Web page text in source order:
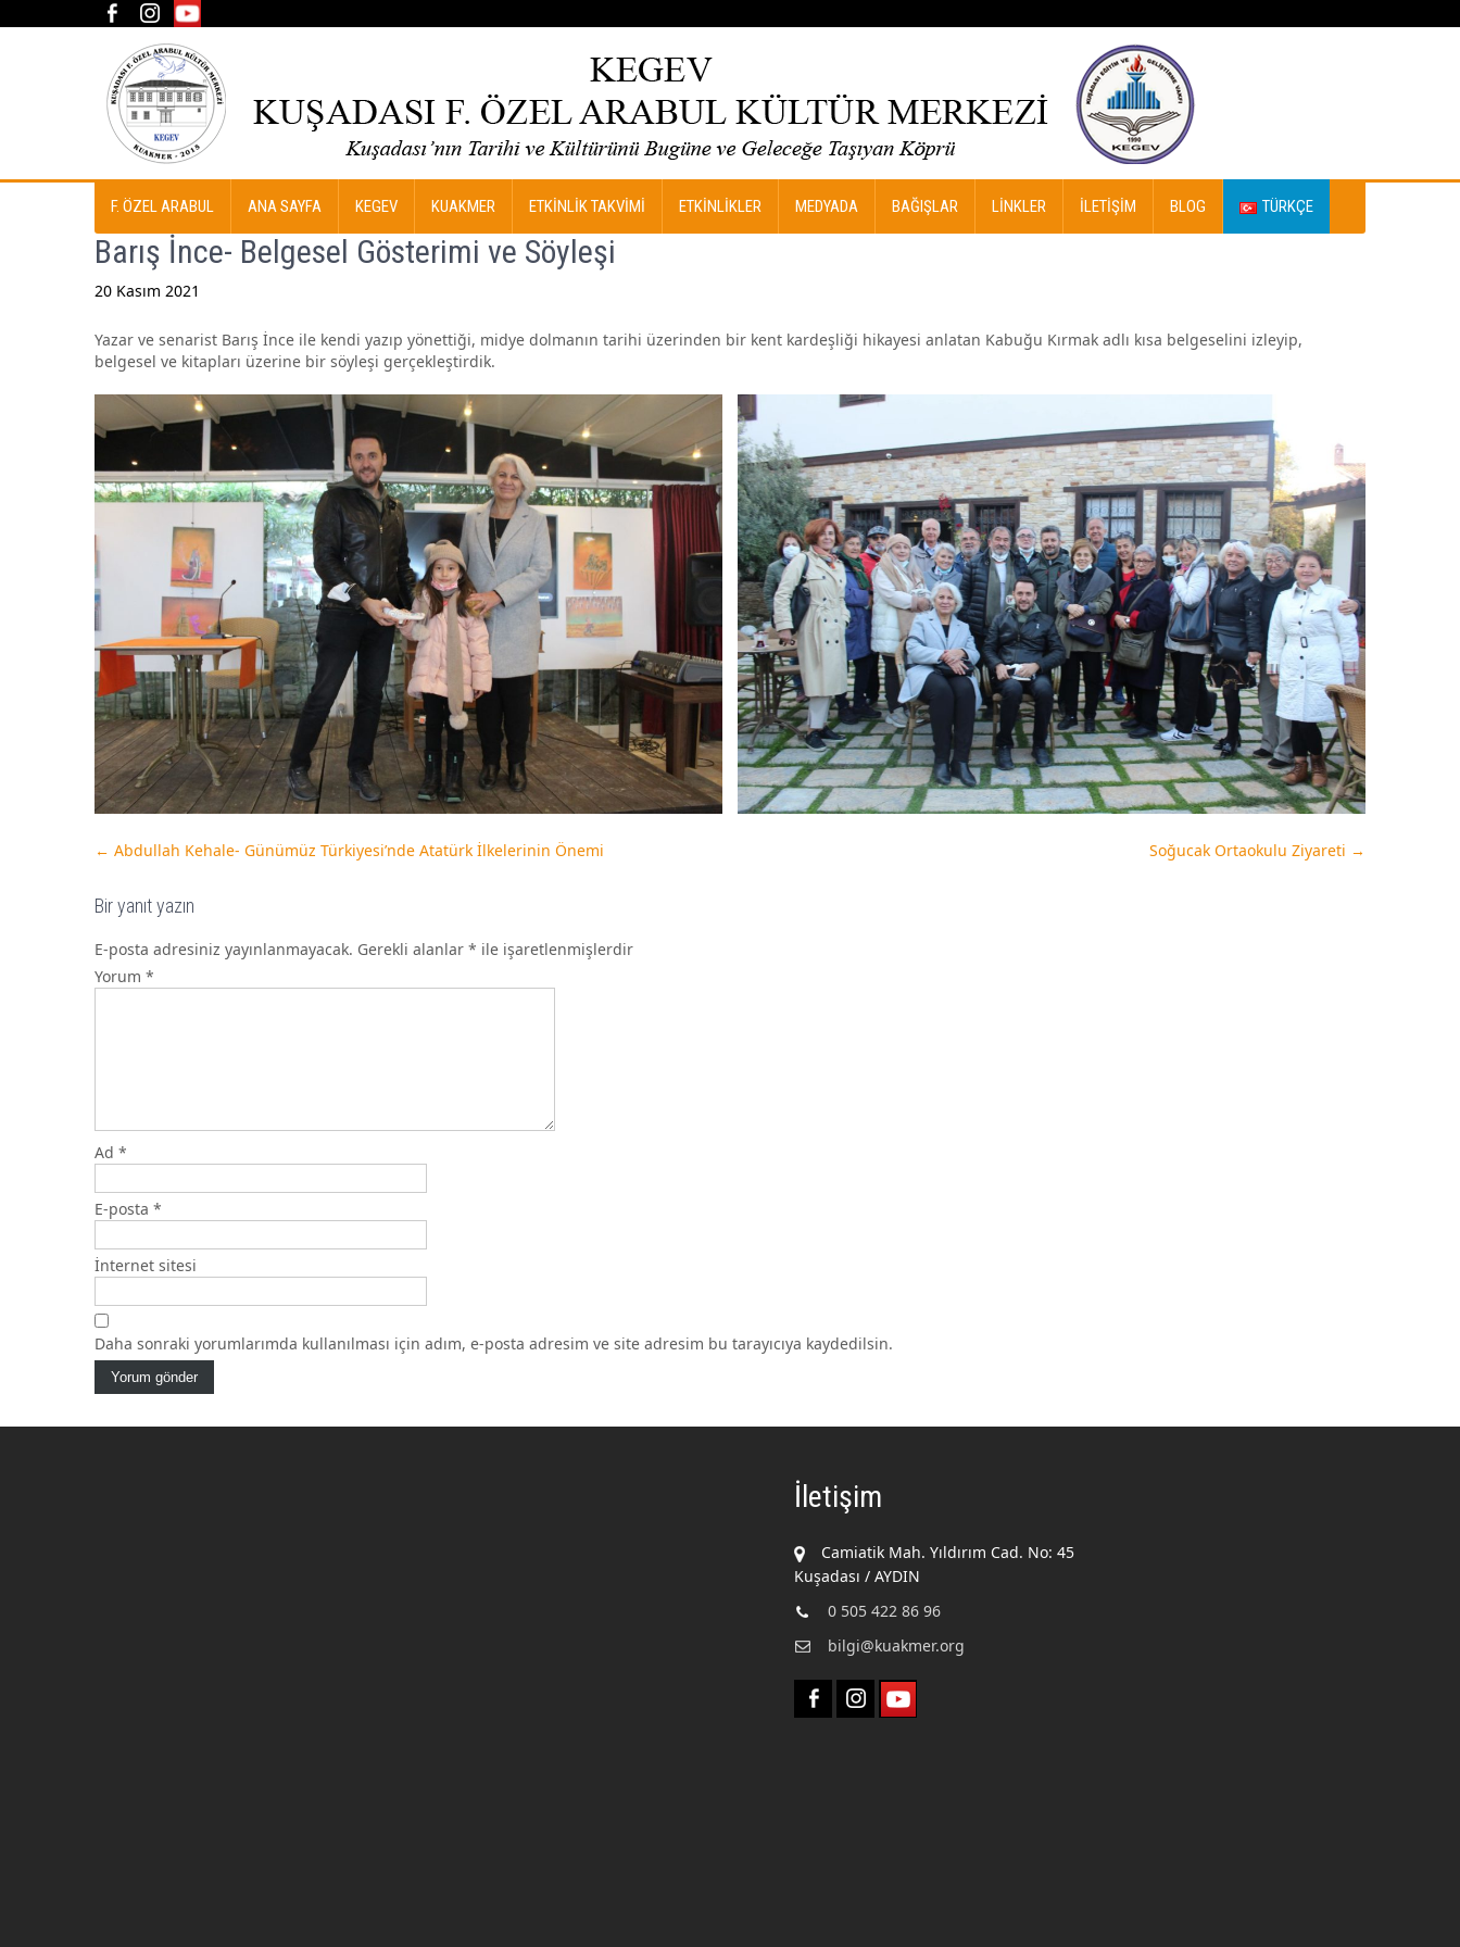
F. ÖZEL ARABUL ANA SAYFA KEGEV KUAKMER ETKİNLİK TAKVİMİ ETKİNLİKLER MEDYADA BAĞIŞLAR LINKLER İLETIŞIM BLOG TÜRKÇE
Barış İnce- Belgesel Gösterimi ve Söyleşi
20 Kasım 2021
Yazar ve senarist Barış İnce ile kendi yazıp yönettiği, midye dolmanın tarihi üzerinden bir kent kardeşliği hikayesi anlatan Kabuğu Kırmak adlı kısa belgeselini izleyip,
belgesel ve kitapları üzerine bir söyleşi gerçekleştirdik.
Post
navigation
← Abdullah Kehale- Günümüz Türkiyesi’nde Atatürk İlkelerinin Önemi Soğucak Ortaokulu Ziyareti →
Bir yanıt yazın
E-posta adresiniz yayınlanmayacak. Gerekli alanlar * ile işaretlenmişlerdir
Yorum *
Ad *
E-posta *
İnternet sitesi
Daha sonraki yorumlarımda kullanılması için adım, e-posta adresim ve site adresim bu tarayıcıya kaydedilsin.
İletişim
Camiatik Mah. Yıldırım Cad. No: 45
Kuşadası / AYDIN
0 505 422 86 96
bilgi@kuakmer.org